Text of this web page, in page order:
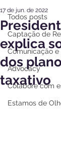
Todos posts
Captação de
Comunicação e
Advocacy
Colabore com
Estamos de
explica
dos
taxativo
17 de jun. de 2022